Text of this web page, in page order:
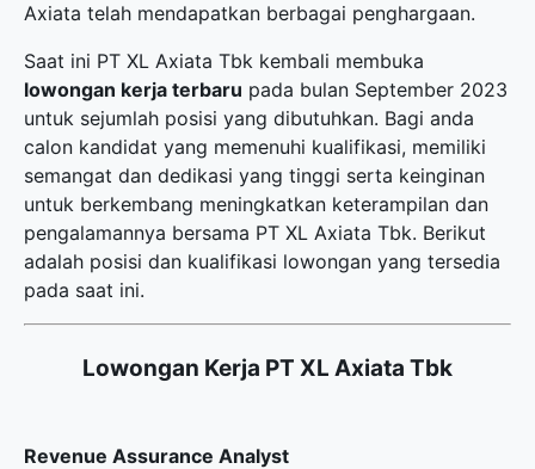
Axiata telah mendapatkan berbagai penghargaan.
Saat ini PT XL Axiata Tbk kembali membuka
lowongan kerja terbaru pada bulan September 2023
untuk sejumlah posisi yang dibutuhkan. Bagi anda
calon kandidat yang memenuhi kualifikasi, memiliki
semangat dan dedikasi yang tinggi serta keinginan
untuk berkembang meningkatkan keterampilan dan
pengalamannya bersama PT XL Axiata Tbk. Berikut
adalah posisi dan kualifikasi lowongan yang tersedia
pada saat ini.
Lowongan Kerja PT XL Axiata Tbk
Revenue Assurance Analyst